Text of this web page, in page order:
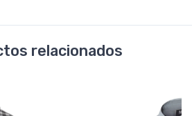
relacionados